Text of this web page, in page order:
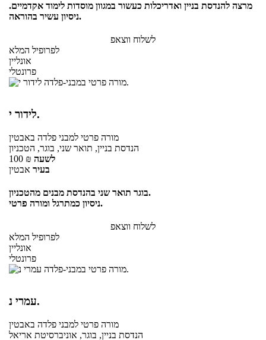
מרצה להנדסת בניין ואדריכלות כעשור במגוון מוסדות לימוד אקדמיים.
ניסיון עשיר בהוראה.
לשלוח ווצאפ
לפרופיל המלא
אונליין
פרונטלי
לידור י.
מורה פרטי למבני פלדה באבטין
הנדסת בניין, תואר שני, בוגר, הטכניון
100 ₪ לשעה
בעיר אבטין
בוגר תואר שני בהנדסת מבנים מהטכניון.
ניסיון כמתרגל ומורה פרטי.
לשלוח ווצאפ
לפרופיל המלא
אונליין
פרונטלי
עמרי נ.
מורה פרטי למבני פלדה באבטין
הנדסת בניין, בוגר, אוניברסיטת אריאל